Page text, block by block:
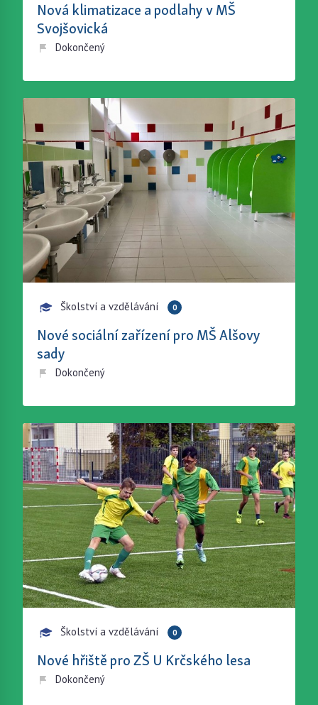
Nová klimatizace a podlahy v MŠ
Svojšovická
Dokončený
Školství a vzdělávání 0
Nové sociální zařízení pro MŠ Alšovy
sady
Dokončený
Školství a vzdělávání 0
Nové hřiště pro ZŠ U Krčského lesa
Dokončený